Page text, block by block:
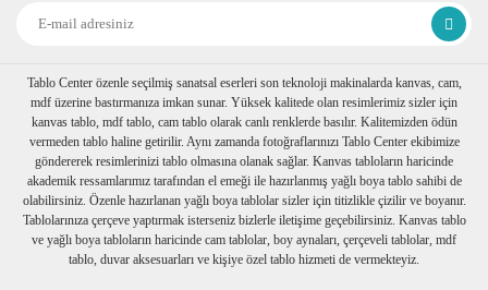
Tablo Center özenle seçilmiş sanatsal eserleri son teknoloji makinalarda kanvas, cam,
mdf üzerine bastırmanıza imkan sunar. Yüksek kalitede olan resimlerimiz sizler için
kanvas tablo, mdf tablo, cam tablo olarak canlı renklerde basılır. Kalitemizden ödün
vermeden tablo haline getirilir. Aynı zamanda fotoğraflarınızı Tablo Center ekibimize
göndererek resimlerinizi tablo olmasına olanak sağlar. Kanvas tabloların haricinde
akademik ressamlarımız tarafından el emeği ile hazırlanmış yağlı boya tablo sahibi de
olabilirsiniz. Özenle hazırlanan yağlı boya tablolar sizler için titizlikle çizilir ve boyanır.
Tablolarınıza çerçeve yaptırmak isterseniz bizlerle iletişime geçebilirsiniz. Kanvas tablo
ve yağlı boya tabloların haricinde cam tablolar, boy aynaları, çerçeveli tablolar, mdf
tablo, duvar aksesuarları ve kişiye özel tablo hizmeti de vermekteyiz.